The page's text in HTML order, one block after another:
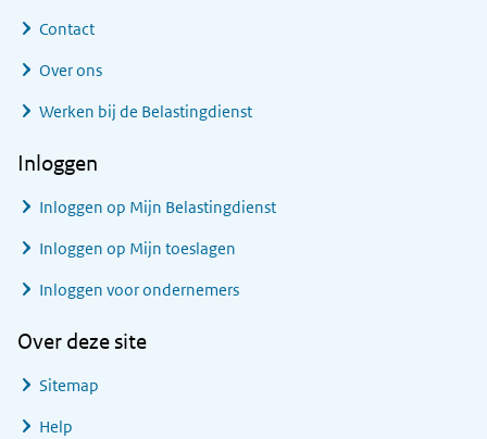
Contact
Over ons
Werken bij de Belastingdienst
Inloggen
Inloggen op Mijn Belastingdienst
Inloggen op Mijn toeslagen
Inloggen voor ondernemers
Over deze site
Sitemap
Help